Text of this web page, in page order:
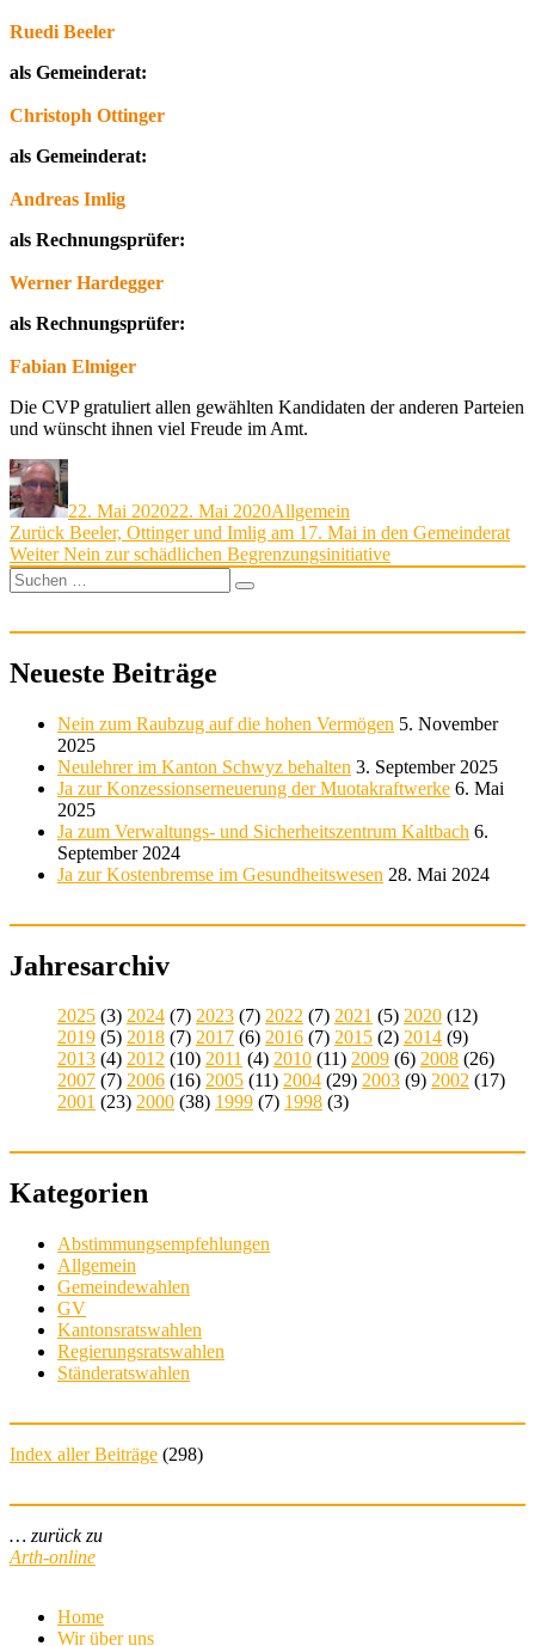
Ruedi Beeler
als Gemeinderat:
Christoph Ottinger
als Gemeinderat:
Andreas Imlig
als Rechnungsprüfer:
Werner Hardegger
als Rechnungsprüfer:
Fabian Elmiger
Die CVP gratuliert allen gewählten Kandidaten der anderen Parteien
und wünscht ihnen viel Freude im Amt.
Autor
Veröffentlicht
am
22. Mai 202022. Mai 2020Allgemein
Beitragsnavigation
Zurück Vorheriger
Beitrag:
Beeler, Ottinger und Imlig am 17. Mai in den Gemeinderat
Weiter Nächster
Beitrag:
Nein zur schädlichen Begrenzungsinitiative
Suchen
nach:
Suchen
Neueste Beiträge
Nein zum Raubzug auf die hohen Vermögen 5. November
2025
Neulehrer im Kanton Schwyz behalten 3. September 2025
Ja zur Konzessionserneuerung der Muotakraftwerke 6. Mai
2025
Ja zum Verwaltungs- und Sicherheitszentrum Kaltbach 6.
September 2024
Ja zur Kostenbremse im Gesundheitswesen 28. Mai 2024
Jahresarchiv
2025 (3) 2024 (7) 2023 (7) 2022 (7) 2021 (5) 2020 (12)
2019 (5) 2018 (7) 2017 (6) 2016 (7) 2015 (2) 2014 (9)
2013 (4) 2012 (10) 2011 (4) 2010 (11) 2009 (6) 2008 (26)
2007 (7) 2006 (16) 2005 (11) 2004 (29) 2003 (9) 2002 (17)
2001 (23) 2000 (38) 1999 (7) 1998 (3)
Kategorien
Abstimmungsempfehlungen
Allgemein
Gemeindewahlen
GV
Kantonsratswahlen
Regierungsratswahlen
Ständeratswahlen
Index aller Beiträge (298)
… zurück zu
Arth-online
Home
Wir über uns